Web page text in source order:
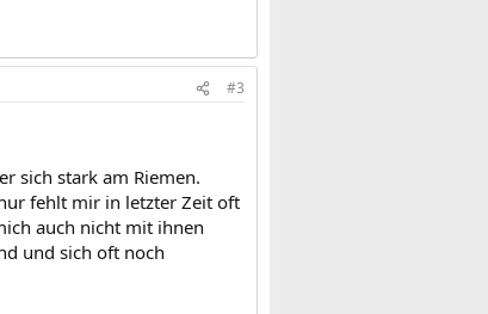
#3
sich stark am Riemen.
fehlt mir in letzter Zeit oft
auch nicht mit ihnen
und sich oft noch